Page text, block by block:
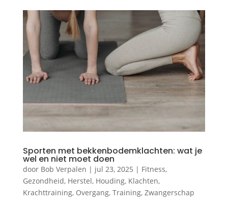
Sporten met bekkenbodemklachten: wat je
wel en niet moet doen
door Bob Verpalen | jul 23, 2025 | Fitness,
Gezondheid, Herstel, Houding, Klachten,
Krachttraining, Overgang, Training, Zwangerschap